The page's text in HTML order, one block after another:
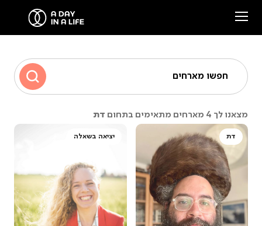
צרו קשר
סיפורים ממפגשים
חפשו מארחים
מצאנו לך 4 מארחים מתאימים בתחום דת
דת יציאה בשאלה